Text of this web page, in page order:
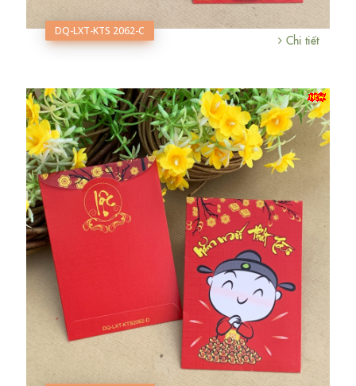
DQ-LXT-KTS 2062-C
Chi tiết